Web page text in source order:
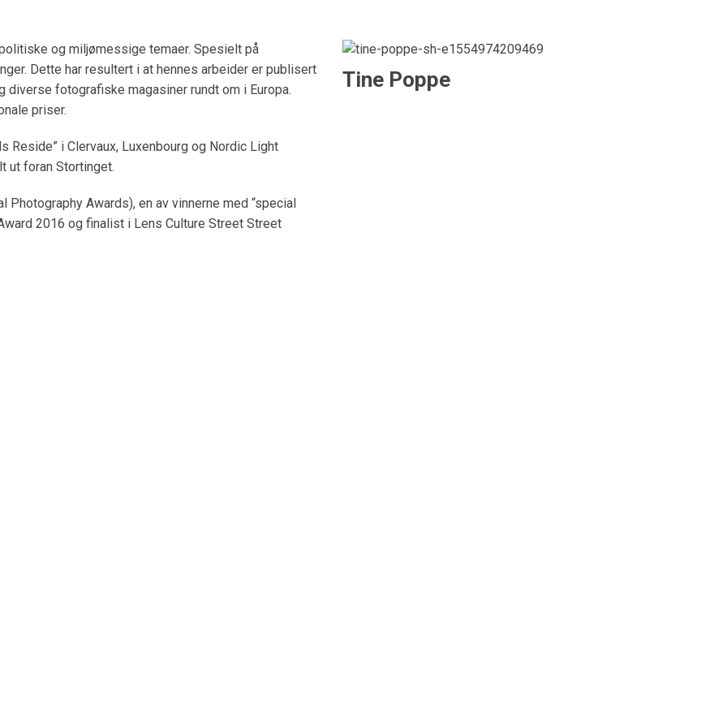
og miljømessige temaer. Spesielt på
Dette har resultert i at hennes arbeider er publisert
fotografiske magasiner rundt om i Europa.
priser.
Reside” i Clervaux, Luxenbourg og Nordic Light
ut foran Stortinget.
Photography Awards), en av vinnerne med “special
2016 og finalist i Lens Culture Street Street
Tine Poppe